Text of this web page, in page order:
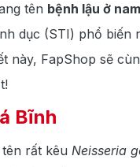
tên bệnh lậu ở
dục (STI) phổ biến
này, FapShop sẽ
Bĩnh
rất kêu Neisseria